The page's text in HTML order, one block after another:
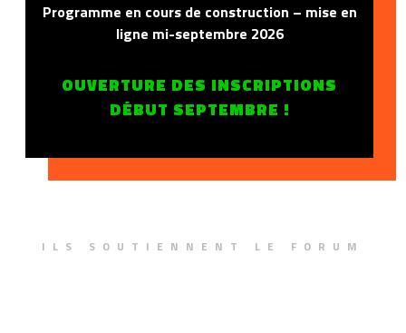
Programme en cours de construction – mise en
ligne mi-septembre 2026
OUVERTURE DES INSCRIPTIONS
DÉBUT SEPTEMBRE !
ILS SOUTIENNENT LE FORUM